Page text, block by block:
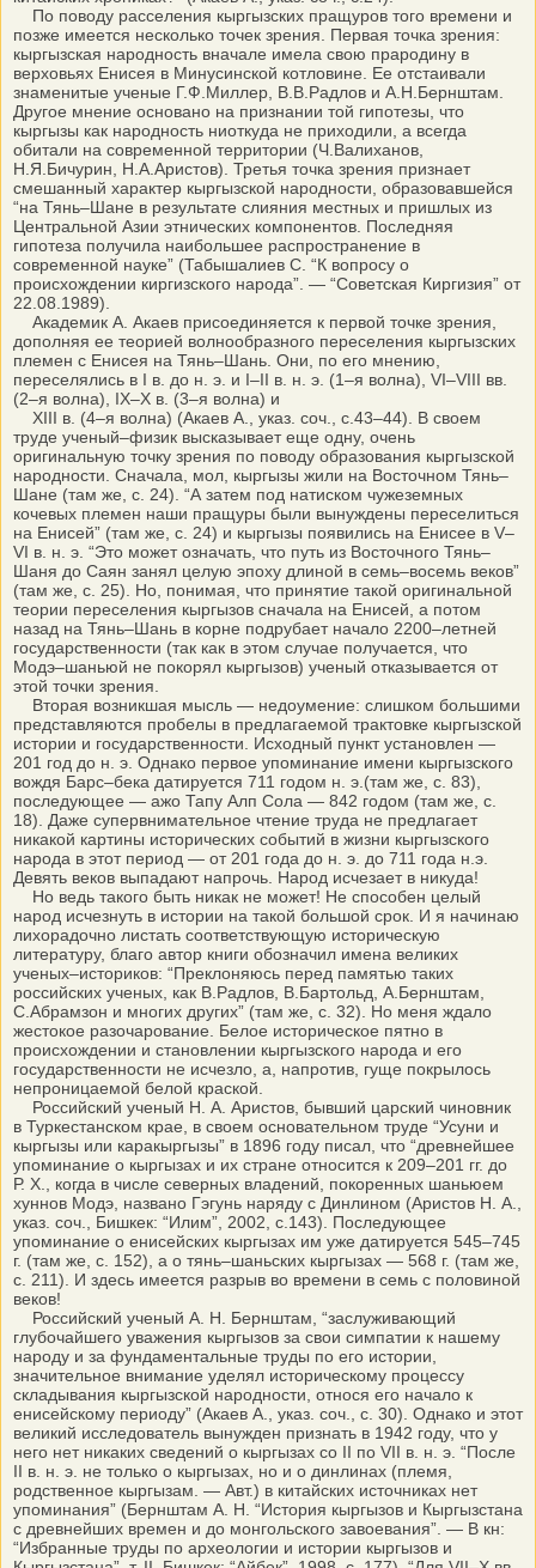
По поводу расселения кыргызских пращуров того времени и
позже имеется несколько точек зрения. Первая точка зрения:
кыргызская народность вначале имела свою прародину в
верховьях Енисея в Минусинской котловине. Ее отстаивали
знаменитые ученые Г.Ф.Миллер, В.В.Радлов и А.Н.Бернштам.
Другое мнение основано на признании той гипотезы, что
кыргызы как народность ниоткуда не приходили, а всегда
обитали на современной территории (Ч.Валиханов,
Н.Я.Бичурин, Н.А.Аристов). Третья точка зрения признает
смешанный характер кыргызской народности, образовавшейся
“на Тянь–Шане в результате слияния местных и пришлых из
Центральной Азии этнических компонентов. Последняя
гипотеза получила наибольшее распространение в
современной науке” (Табышалиев С. “К вопросу о
происхождении киргизского народа”. — “Советская Киргизия” от
22.08.1989).
Академик А. Акаев присоединяется к первой точке зрения,
дополняя ее теорией волнообразного переселения кыргызских
племен с Енисея на Тянь–Шань. Они, по его мнению,
переселялись в I в. до н. э. и I–II в. н. э. (1–я волна), VI–VIII вв.
(2–я волна), IX–X в. (3–я волна) и
XIII в. (4–я волна) (Акаев А., указ. соч., с.43–44). В своем
труде ученый–физик высказывает еще одну, очень
оригинальную точку зрения по поводу образования кыргызской
народности. Сначала, мол, кыргызы жили на Восточном Тянь–
Шане (там же, с. 24). “А затем под натиском чужеземных
кочевых племен наши пращуры были вынуждены переселиться
на Енисей” (там же, с. 24) и кыргызы появились на Енисее в V–
VI в. н. э. “Это может означать, что путь из Восточного Тянь–
Шаня до Саян занял целую эпоху длиной в семь–восемь веков”
(там же, с. 25). Но, понимая, что принятие такой оригинальной
теории переселения кыргызов сначала на Енисей, а потом
назад на Тянь–Шань в корне подрубает начало 2200–летней
государственности (так как в этом случае получается, что
Модэ–шаньюй не покорял кыргызов) ученый отказывается от
этой точки зрения.
Вторая возникшая мысль — недоумение: слишком большими
представляются пробелы в предлагаемой трактовке кыргызской
истории и государственности. Исходный пункт установлен —
201 год до н. э. Однако первое упоминание имени кыргызского
вождя Барс–бека датируется 711 годом н. э.(там же, с. 83),
последующее — ажо Тапу Алп Сола — 842 годом (там же, с.
18). Даже супервнимательное чтение труда не предлагает
никакой картины исторических событий в жизни кыргызского
народа в этот период — от 201 года до н. э. до 711 года н.э.
Девять веков выпадают напрочь. Народ исчезает в никуда!
Но ведь такого быть никак не может! Не способен целый
народ исчезнуть в истории на такой большой срок. И я начинаю
лихорадочно листать соответствующую историческую
литературу, благо автор книги обозначил имена великих
ученых–историков: “Преклоняюсь перед памятью таких
российских ученых, как В.Радлов, В.Бартольд, А.Бернштам,
С.Абрамзон и многих других” (там же, с. 32). Но меня ждало
жестокое разочарование. Белое историческое пятно в
происхождении и становлении кыргызского народа и его
государственности не исчезло, а, напротив, гуще покрылось
непроницаемой белой краской.
Российский ученый Н. А. Аристов, бывший царский чиновник
в Туркестанском крае, в своем основательном труде “Усуни и
кыргызы или каракыргызы” в 1896 году писал, что “древнейшее
упоминание о кыргызах и их стране относится к 209–201 гг. до
Р. Х., когда в числе северных владений, покоренных шаньюем
хуннов Модэ, названо Гэгунь наряду с Динлином (Аристов Н. А.,
указ. соч., Бишкек: “Илим”, 2002, с.143). Последующее
упоминание о енисейских кыргызах им уже датируется 545–745
г. (там же, с. 152), а о тянь–шаньских кыргызах — 568 г. (там же,
с. 211). И здесь имеется разрыв во времени в семь с половиной
веков!
Российский ученый А. Н. Бернштам, “заслуживающий
глубочайшего уважения кыргызов за свои симпатии к нашему
народу и за фундаментальные труды по его истории,
значительное внимание уделял историческому процессу
складывания кыргызской народности, относя его начало к
енисейскому периоду” (Акаев А., указ. соч., с. 30). Однако и этот
великий исследователь вынужден признать в 1942 году, что у
него нет никаких сведений о кыргызах со II по VII в. н. э. “После
II в. н. э. не только о кыргызах, но и о динлинах (племя,
родственное кыргызам. — Авт.) в китайских источниках нет
упоминания” (Бернштам А. Н. “История кыргызов и Кыргызстана
с древнейших времен и до монгольского завоевания”. — В кн:
“Избранные труды по археологии и истории кыргызов и